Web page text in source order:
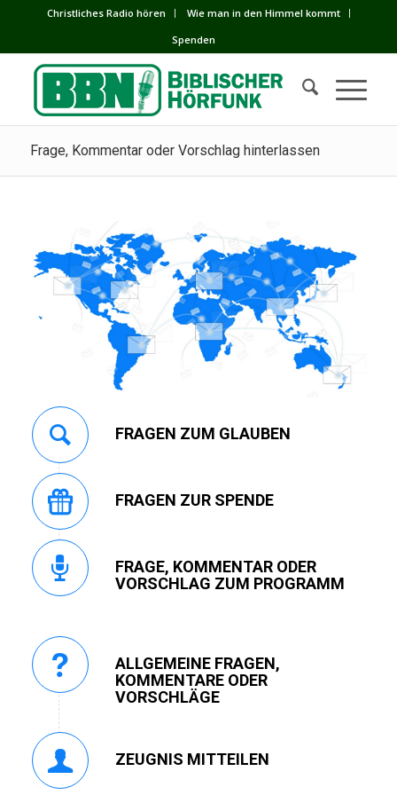
Сhristliches Radio hören
Wie man in den Himmel kommt
Spenden
Frage, Kommentar oder Vorschlag hinterlassen
FRAGEN ZUM GLAUBEN
FRAGEN ZUR SPENDE
FRAGE, KOMMENTAR ODER
VORSCHLAG ZUM PROGRAMM
ALLGEMEINE FRAGEN,
KOMMENTARE ODER
VORSCHLÄGE
ZEUGNIS MITTEILEN